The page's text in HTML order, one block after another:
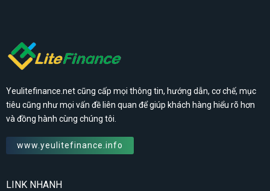
Yeulitefinance.net cũng cấp mọi thông tin, hướng dẫn, cơ chế, mục
tiêu cũng như mọi vấn đề liên quan để giúp khách hàng hiểu rõ hơn
và đồng hành cùng chúng tôi.
www.yeulitefinance.info
LINK NHANH